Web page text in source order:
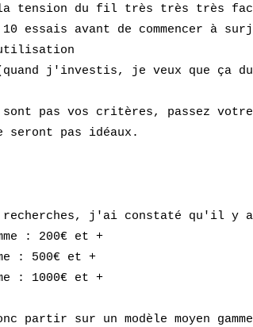
la tension du fil très très très
essais avant de commencer à
j'investis, je veux que ça
pas vos critères, passez
seront pas idéaux.
recherches, j'ai constaté qu'il y
: 200€ et +
: 500€ et +
: 1000€ et +
partir sur un modèle moyen